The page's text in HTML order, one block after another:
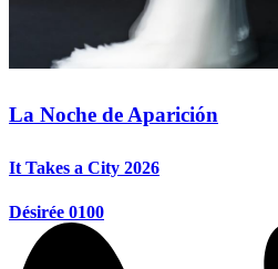
La Noche de Aparición
It Takes a City 2026
Désirée 0100